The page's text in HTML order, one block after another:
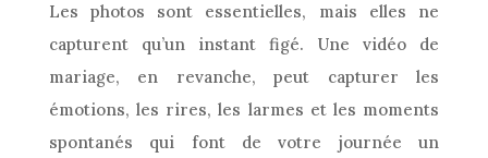
Les photos sont essentielles, mais elles ne
capturent qu’un instant figé. Une vidéo de
mariage, en revanche, peut capturer les
émotions, les rires, les larmes et les moments
spontanés qui font de votre journée un